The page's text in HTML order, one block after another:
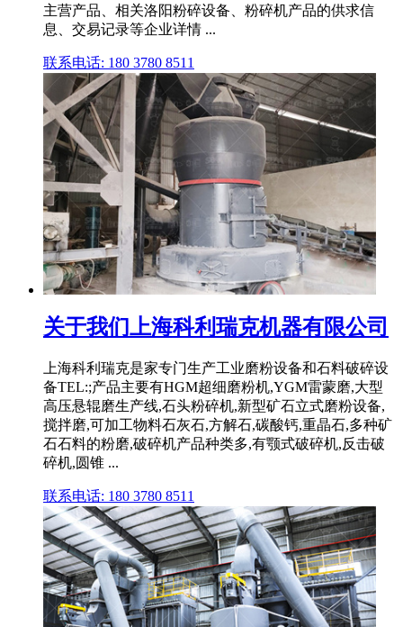
主营产品、相关洛阳粉碎设备、粉碎机产品的供求信
息、交易记录等企业详情 ...
联系电话: 180 3780 8511
关于我们上海科利瑞克机器有限公司
上海科利瑞克是家专门生产工业磨粉设备和石料破碎设
备TEL:;产品主要有HGM超细磨粉机,YGM雷蒙磨,大型
高压悬辊磨生产线,石头粉碎机,新型矿石立式磨粉设备,
搅拌磨,可加工物料石灰石,方解石,碳酸钙,重晶石,多种矿
石石料的粉磨,破碎机产品种类多,有颚式破碎机,反击破
碎机,圆锥 ...
联系电话: 180 3780 8511